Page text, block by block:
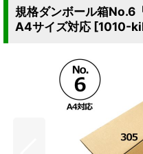
規格ダンボール箱
A4サイズ対応 [1010-